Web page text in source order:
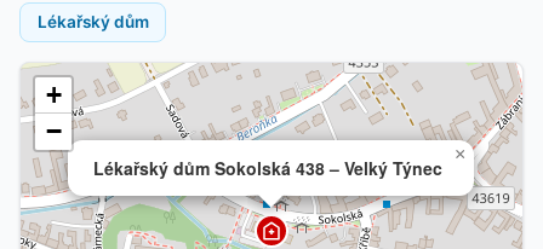
Lékařský dům
Lékařský dům Sokolská 438 – Velký Týnec
×
+
−